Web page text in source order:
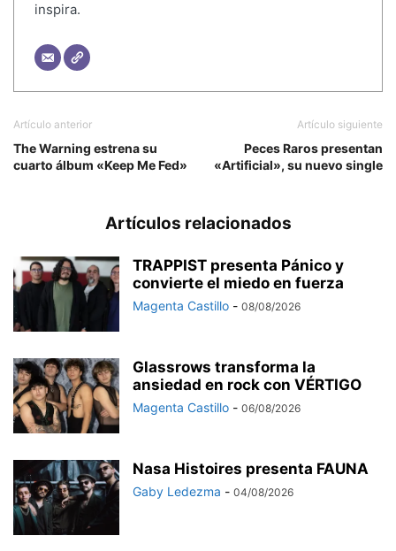
inspira.
Artículo anterior
The Warning estrena su
cuarto álbum «Keep Me Fed»
Artículo siguiente
Peces Raros presentan
«Artificial», su nuevo single
Artículos relacionados
TRAPPIST presenta Pánico y
convierte el miedo en fuerza
Magenta Castillo - 08/08/2026
Glassrows transforma la
ansiedad en rock con VÉRTIGO
Magenta Castillo - 06/08/2026
Nasa Histoires presenta FAUNA
Gaby Ledezma - 04/08/2026